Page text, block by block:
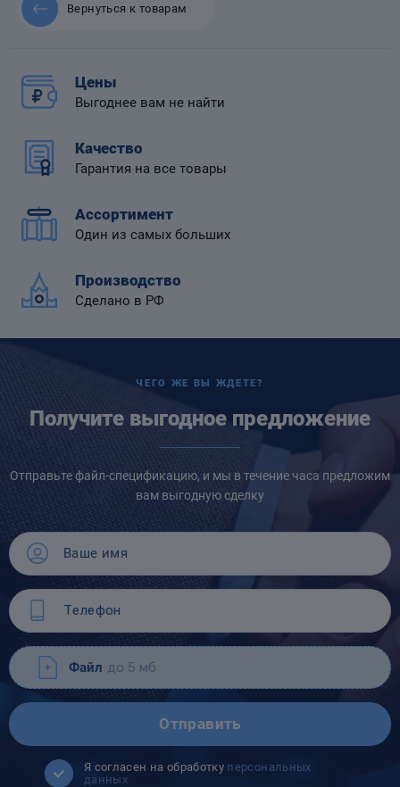
Вернуться к товарам
Цены
Выгоднее вам не найти
Качество
Гарантия на все товары
Ассортимент
Один из самых больших
Производство
Сделано в РФ
ЧЕГО ЖЕ ВЫ ЖДЕТЕ?
Получите выгодное предложение
Отправьте файл-спецификацию, и мы в течение часа предложим
вам выгодную сделку
Файл до 5 мб
Отправить
Я согласен на обработку персональных
данных